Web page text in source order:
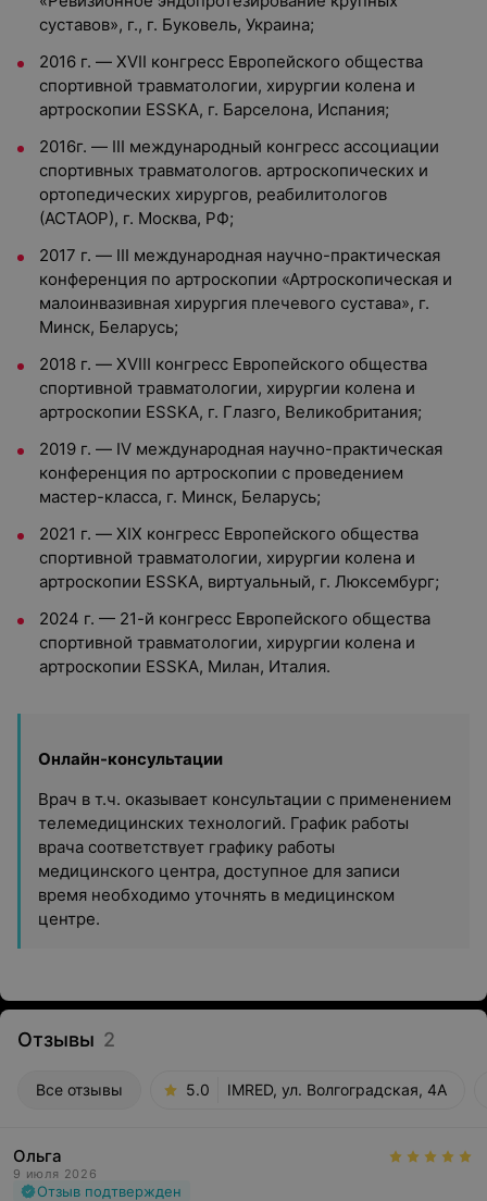
суставов», г., г. Буковель, Украина;
2016 г. — XVII конгресс Европейского общества
спортивной травматологии, хирургии колена и
артроскопии ESSKA, г. Барселона, Испания;
2016г. — III международный конгресс ассоциации
спортивных травматологов. артроскопических и
ортопедических хирургов, реабилитологов
(АСТАОР), г. Москва, РФ;
2017 г. — III международная научно-практическая
конференция по артроскопии «Артроскопическая и
малоинвазивная хирургия плечевого сустава», г.
Минск, Беларусь;
2018 г. — XVIII конгресс Европейского общества
спортивной травматологии, хирургии колена и
артроскопии ESSKA, г. Глазго, Великобритания;
2019 г. — IV международная научно-практическая
конференция по артроскопии с проведением
мастер-класса, г. Минск, Беларусь;
2021 г. — XIX конгресс Европейского общества
спортивной травматологии, хирургии колена и
артроскопии ESSKA, виртуальный, г. Люксембург;
2024 г. — 21-й конгресс Европейского общества
спортивной травматологии, хирургии колена и
артроскопии ESSKA, Милан, Италия.
Онлайн-консультации
Врач в т.ч. оказывает консультации с применением
телемедицинских технологий. График работы
врача соответствует графику работы
медицинского центра, доступное для записи
время необходимо уточнять в медицинском
центре.
Отзывы 2
Все отзывы 5.0 IMRED, ул. Волгоградская, 4А
Ольга
9 июля 2026
Отзыв подтвержден